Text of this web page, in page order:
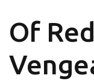
Of